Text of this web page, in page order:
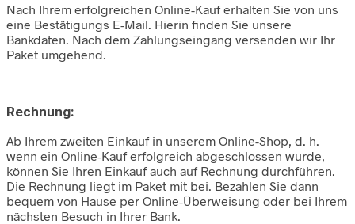
Nach Ihrem erfolgreichen Online-Kauf erhalten Sie von uns
eine Bestätigungs E-Mail. Hierin finden Sie unsere
Bankdaten. Nach dem Zahlungseingang versenden wir Ihr
Paket umgehend.
Rechnung:
Ab Ihrem zweiten Einkauf in unserem Online-Shop, d. h.
wenn ein Online-Kauf erfolgreich abgeschlossen wurde,
können Sie Ihren Einkauf auch auf Rechnung durchführen.
Die Rechnung liegt im Paket mit bei. Bezahlen Sie dann
bequem von Hause per Online-Überweisung oder bei Ihrem
nächsten Besuch in Ihrer Bank.